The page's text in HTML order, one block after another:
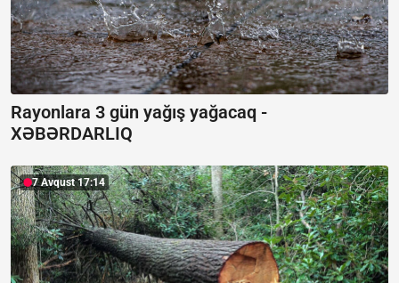
Rayonlara 3 gün yağış yağacaq -
XƏBƏRDARLIQ
7 Avqust 17:14